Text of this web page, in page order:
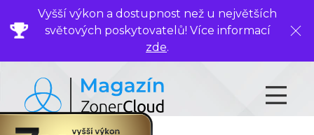
Vyšší výkon a dostupnost než u největších
světových poskytovatelů! Více informací
zde.